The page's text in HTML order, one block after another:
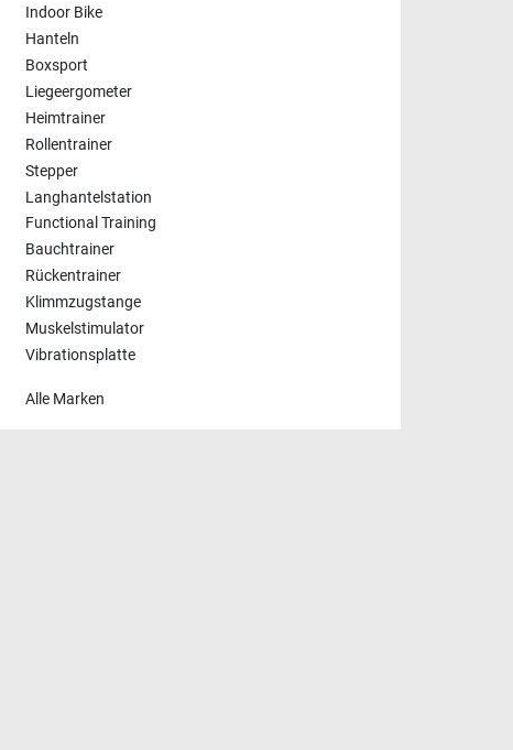
Indoor Bike
Hanteln
Boxsport
Liegeergometer
Heimtrainer
Rollentrainer
Stepper
Langhantelstation
Functional Training
Bauchtrainer
Rückentrainer
Klimmzugstange
Muskelstimulator
Vibrationsplatte
Alle Marken